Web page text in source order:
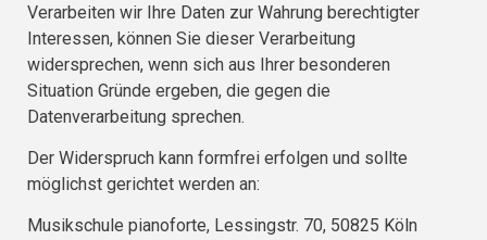
Verarbeiten wir Ihre Daten zur Wahrung berechtigter
Interessen, können Sie dieser Verarbeitung
widersprechen, wenn sich aus Ihrer besonderen
Situation Gründe ergeben, die gegen die
Datenverarbeitung sprechen.
Der Widerspruch kann formfrei erfolgen und sollte
möglichst gerichtet werden an:
Musikschule pianoforte, Lessingstr. 70, 50825 Köln